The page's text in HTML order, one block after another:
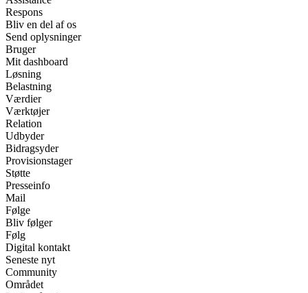
Respons
Bliv en del af os
Send oplysninger
Bruger
Mit dashboard
Løsning
Belastning
Værdier
Værktøjer
Relation
Udbyder
Bidragsyder
Provisionstager
Støtte
Presseinfo
Mail
Følge
Bliv følger
Følg
Digital kontakt
Seneste nyt
Community
Området